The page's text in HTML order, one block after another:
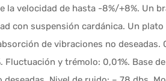
velocidad de hasta -8%/+8%. Un
con suspensión cardánica. Un
de vibraciones no deseadas.
y trémolo: 0,01%. Base